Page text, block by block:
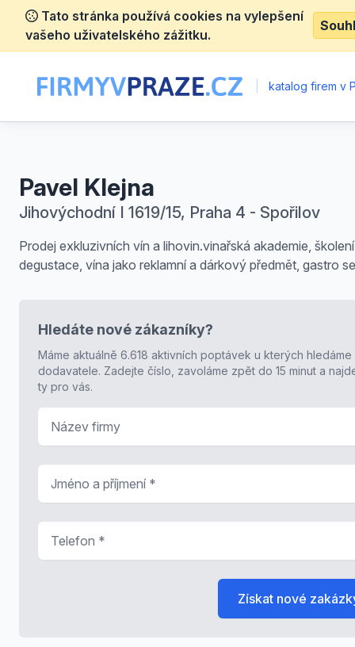
Tato stránka používá cookies na vylepšení
vašeho uživatelského zážitku.
katalog firem v
Pavel Klejna
Jihovýchodní I 1619/15, Praha 4 - Spořilov
Prodej exkluzivních vín a lihovin.vinařská akademie,
degustace, vína jako reklamní a dárkový předmět, gastro
Hledáte nové zákazníky?
Máme aktuálně 6.618 aktivních poptávek u kterých hledáme
dodavatele. Zadejte číslo, zavoláme zpět do 15 minut a
ty pro vás.
Získat nové